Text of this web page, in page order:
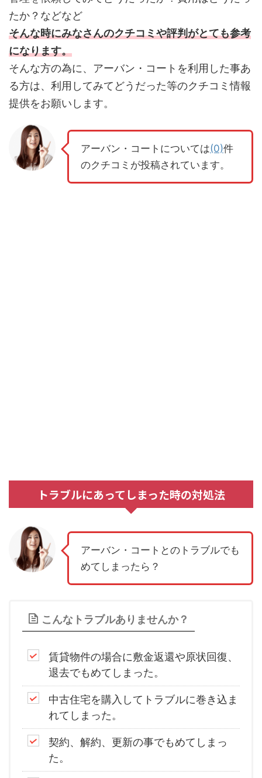
たか？などなど
そんな時にみなさんのクチコミや評判がとても参考
になります。
そんな方の為に、アーバン・コートを利用した事あ
る方は、利用してみてどうだった等のクチコミ情報
提供をお願いします。
アーバン・コートについては(0)件
のクチコミが投稿されています。
トラブルにあってしまった時の対処法
アーバン・コートとのトラブルでも
めてしまったら？
こんなトラブルありませんか？
賃貸物件の場合に敷金返還や原状回復、
退去でもめてしまった。
中古住宅を購入してトラブルに巻き込ま
れてしまった。
契約、解約、更新の事でもめてしまっ
た。